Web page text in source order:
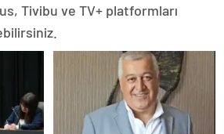
Tivibu ve TV+ platformları